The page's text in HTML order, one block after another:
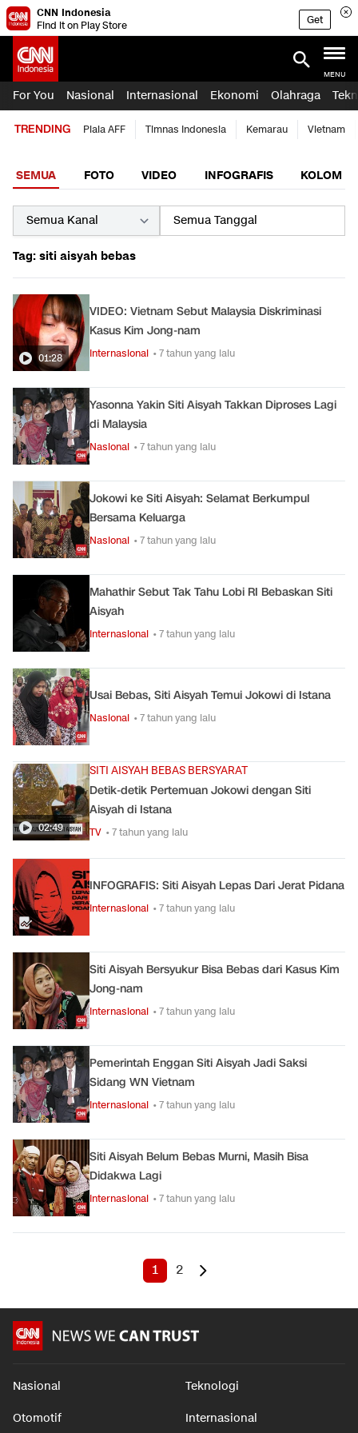
CNN Indonesia
Find it on Play Store
Get
MENU
For You Nasional Internasional Ekonomi Olahraga
TRENDING Piala AFF Timnas Indonesia Kemarau Vietnam
SEMUA FOTO VIDEO INFOGRAFIS KOLOM
Tag: siti aisyah bebas
01:28
VIDEO: Vietnam Sebut Malaysia Diskriminasi
Kasus Kim Jong-nam
Internasional • 7 tahun yang lalu
Yasonna Yakin Siti Aisyah Takkan Diproses Lagi
di Malaysia
Nasional • 7 tahun yang lalu
Jokowi ke Siti Aisyah: Selamat Berkumpul
Bersama Keluarga
Nasional • 7 tahun yang lalu
Mahathir Sebut Tak Tahu Lobi RI Bebaskan Siti
Aisyah
Internasional • 7 tahun yang lalu
Usai Bebas, Siti Aisyah Temui Jokowi di Istana
Nasional • 7 tahun yang lalu
02:49
SITI AISYAH BEBAS BERSYARAT
Detik-detik Pertemuan Jokowi dengan Siti
Aisyah di Istana
TV • 7 tahun yang lalu
INFOGRAFIS: Siti Aisyah Lepas Dari Jerat Pidana
Internasional • 7 tahun yang lalu
Siti Aisyah Bersyukur Bisa Bebas dari Kasus Kim
Jong-nam
Internasional • 7 tahun yang lalu
Pemerintah Enggan Siti Aisyah Jadi Saksi
Sidang WN Vietnam
Internasional • 7 tahun yang lalu
Siti Aisyah Belum Bebas Murni, Masih Bisa
Didakwa Lagi
Internasional • 7 tahun yang lalu
1 2
Nasional Teknologi
Otomotif Internasional